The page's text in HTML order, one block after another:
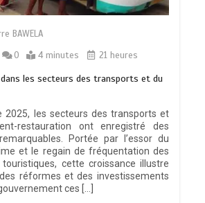
BAWELA
0 4 minutes 21 heures
dans les secteurs des transports et du
2025, les secteurs des transports et
restauration ont enregistré des
Portée par l’essor du
et le regain de fréquentation des
cette croissance illustre
réformes et des investissements
ces […]